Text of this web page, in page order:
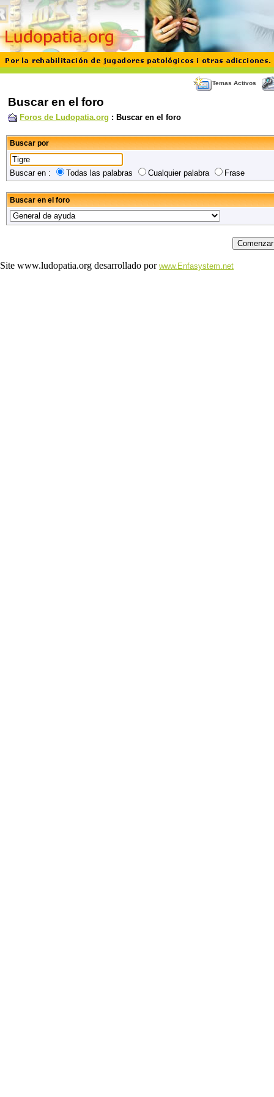
Temas Activos
Buscar en el foro
Foros de Ludopatia.org : Buscar en el foro
Buscar por
Buscar en : Todas las palabras Cualquier palabra Frase
Buscar en el foro
Site www.ludopatia.org desarrollado por www.Enfasystem.net